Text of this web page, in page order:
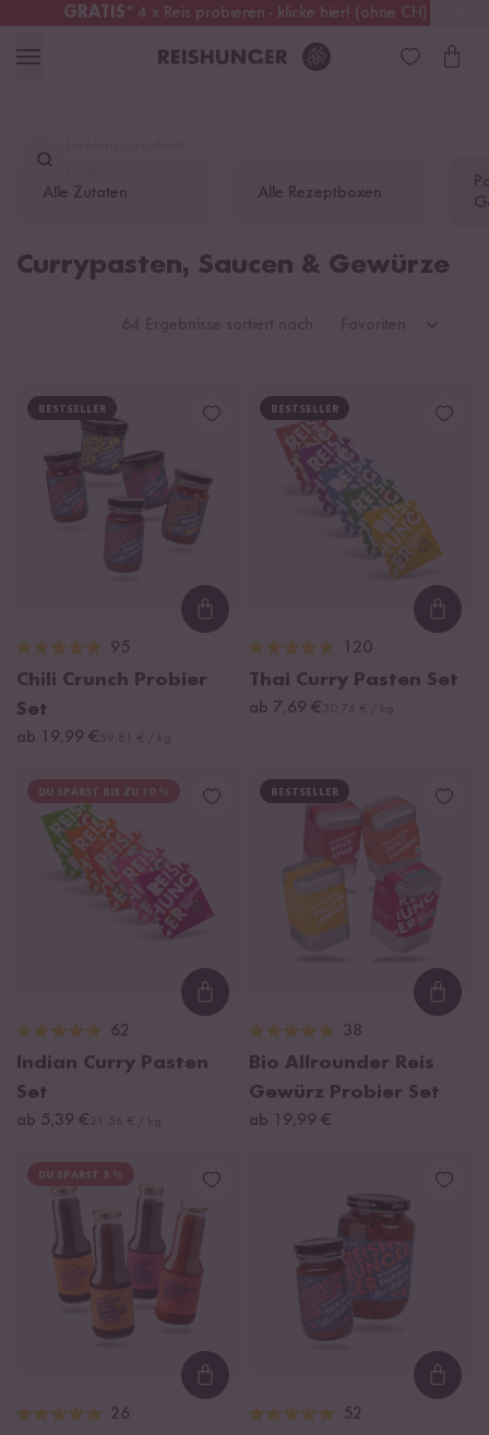
GRATIS* 4 x Reis probieren - klicke hier! (ohne CH)
Deutschland Kostenloser Versand
Alle Zutaten
Alle Rezeptboxen
Currypasten, Saucen & Gewürze
BESTSELLER
Loading...
95
Chili Crunch Probier
Set
ab 19,99 €
BESTSELLER
120
Thai Curry Pasten Set
ab 7,69 €
DU SPARST BIS ZU 10 %
Loading...
62
Indian Curry Pasten
Set
ab 5,39 €
BESTSELLER
38
Bio Allrounder Reis
Gewürz Probier Set
ab 19,99 €
DU SPARST 5 %
Loading...
26 52